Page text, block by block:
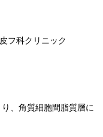
フ科クリニック
、角質細胞間脂質層に